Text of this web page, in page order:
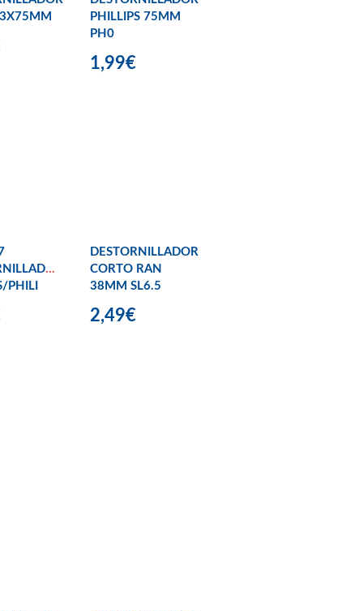
PHILLIPS 75MM
PH0
1,99€
PHILI
DESTORNILLADOR
CORTO RAN
38MM SL6.5
2,49€